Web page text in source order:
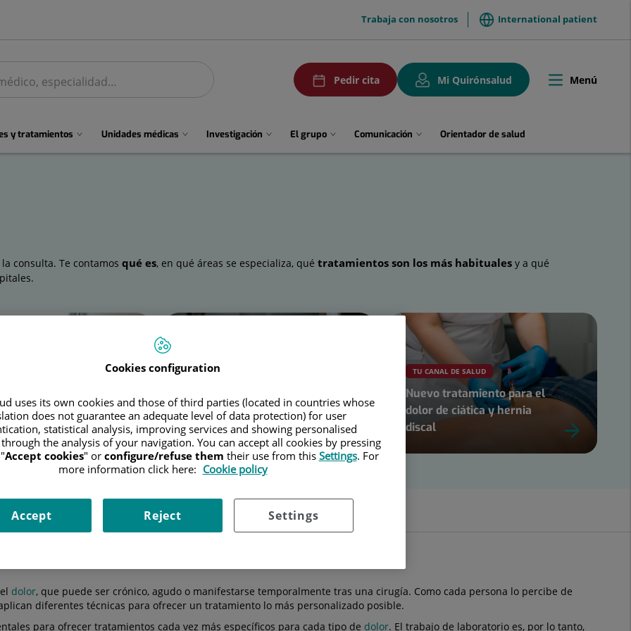
menuTop
Trabaja con nosotros International patient
menuPedirCita
Pedir cita
Mi Quirónsalud
Toggle
Menú
y tratamientos Unidades médicas Investigación El grupo Comunicación Orientador de salud
consulta. Te contamos qué es, en qué áreas se especializa, qué tratamientos son los más habituales y a qué
para un
más preciso...
TU CANAL DE SALUD
crónica? Claves para no
confundirlas
TU CANAL DE SALUD
Nuevo tratamiento para el
dolor de ciática y hernia
discal
Cuadro médico
dolor, que puede ser crónico, agudo o manifestarse temporalmente tras una cirugía. Como cada persona lo percibe de
diferentes técnicas para ofrecer un tratamiento lo más personalizado posible.
para ofrecer tratamientos cada vez más específicos para cada tipo de dolor. El trabajo de laboratorio es, por lo tanto,
Cookies configuration
uses its own cookies and those of third parties (located in countries whose
does not guarantee an adequate level of data protection) for user
statistical analysis, improving services and showing personalised
the analysis of your navigation. You can accept all cookies by pressing
Accept cookies" or configure/refuse them their use from this Settings. For
more information click here: Cookie policy
Settings
Reject
Accept